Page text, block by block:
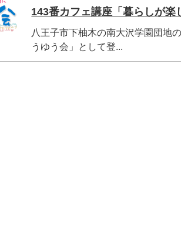
143番カフェ講座「暮らしが楽
八王子市下柚木の南大沢学園団地
うゆう会」として登...